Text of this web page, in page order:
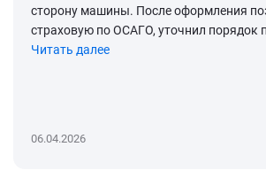
сторону машины. После оформления
страховую по ОСАГО, уточнил порядок
Читать далее
06.04.2026